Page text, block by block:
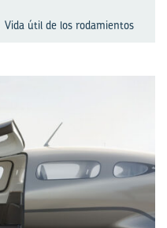
Vida útil de los rodamientos